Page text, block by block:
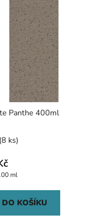
Panthe 400ml
(8 ks)
ml
DO KOŠÍKU